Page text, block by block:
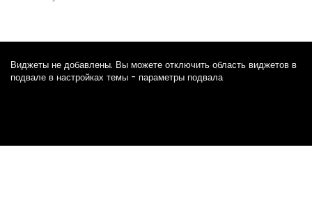
Виджеты не добавлены. Вы можете отключить область виджетов в
подвале в настройках темы - параметры подвала